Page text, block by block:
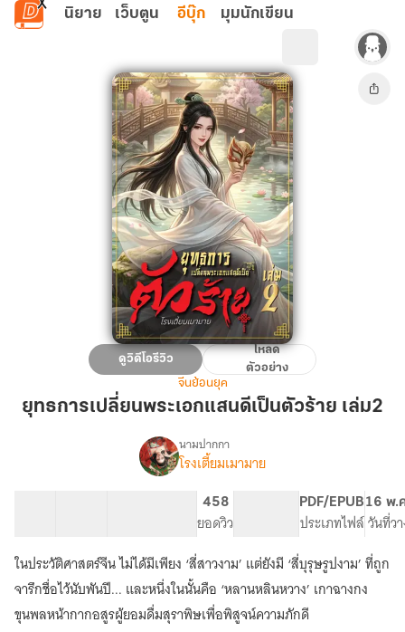
ข้ามไปยังเนื้อหาหลัก
นิยาย เว็บตูน อีบุ๊ก มุมนักเขียน
ยุทธการ
เปลี่ยน
พระเอก
ดูวิดีโอรีวิว
โหลด
ตัวอย่าง
จีนย้อนยุค
ยุทธการเปลี่ยนพระเอกแสนดีเป็นตัวร้าย เล่ม2
เรื่อง
เปลี่ยน
พระเอก
แสน
เป็น
ตัว
ร้าย
นามปากกา
โรงเตี้ยมเมามาย
458
ยอดวิว
PDF/EPUB
ประเภทไฟล์
16 พ.
วันที่ว
ในประวัติศาสตร์จีน ไม่ได้มีเพียง ‘สี่สาวงาม’ แต่ยังมี ‘สี่บุรุษรูปงาม’ ที่ถูก
จารึกชื่อไว้นับพันปี... และหนึ่งในนั้นคือ ‘หลานหลินหวาง’ เกาฉางกง
ขุนพลหน้ากากอสูรผู้ยอมดื่มสุราพิษเพื่อพิสูจน์ความภักดี